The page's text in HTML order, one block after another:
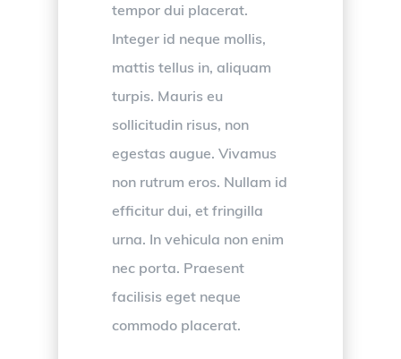
tempor dui placerat.
Integer id neque mollis,
mattis tellus in, aliquam
turpis. Mauris eu
sollicitudin risus, non
egestas augue. Vivamus
non rutrum eros. Nullam id
efficitur dui, et fringilla
urna. In vehicula non enim
nec porta. Praesent
facilisis eget neque
commodo placerat.